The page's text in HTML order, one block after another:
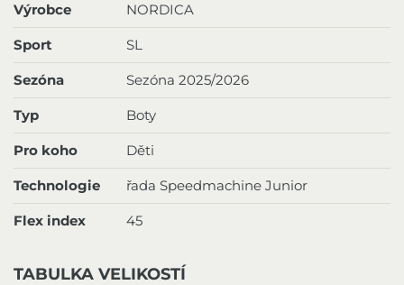
Výrobce NORDICA
Sport SL
Sezóna Sezóna 2025/2026
Typ Boty
Pro koho Děti
Technologie řada Speedmachine Junior
Flex index 45
TABULKA VELIKOSTÍ